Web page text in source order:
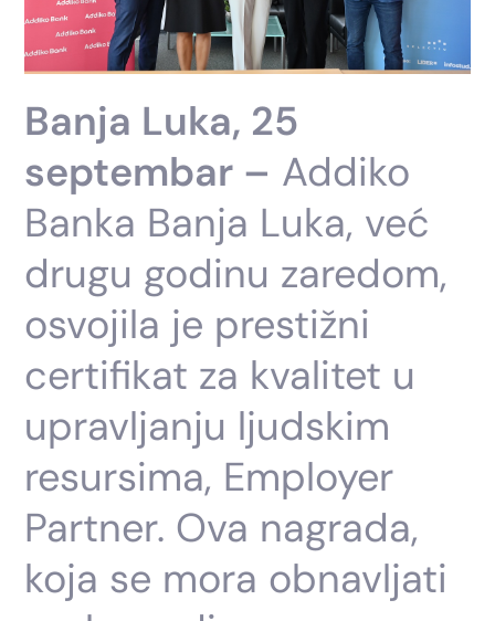
Banja Luka, 25
septembar – Addiko
Banka Banja Luka, već
drugu godinu zaredom,
osvojila je prestižni
certifikat za kvalitet u
upravljanju ljudskim
resursima, Employer
Partner. Ova nagrada,
koja se mora obnavljati